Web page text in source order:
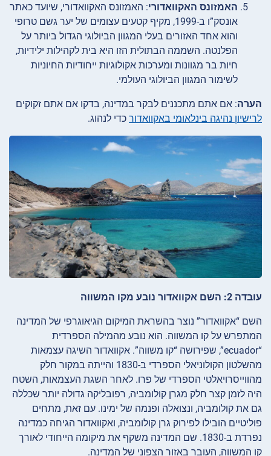
האמזונס האקוואדורי: האמזונס האקוואדורי, שיועד כאתר
אונסק”ו ב-1999, מקיף קטעים עצומים של יער גשם טרופי
והוא אחד האזורים בעלי המגוון הביולוגי הגדול ביותר על
הפלנטה. השממה הבתולית הזו היא בית לקהילות ילידיות,
חיות בר מגוונות ומערכות אקולוגיות ייחודיות החיוניות
לשימור המגוון הביולוגי העולמי.
הערה: אם אתם מתכננים לבקר במדינה, בדקו אם אתם זקוקים
לרישיון נהיגה בינלאומי באקוואדור כדי לנהוג.
עובדה 2: השם אקוואדור נובע מקו המשווה
השם “אקוואדור” נוצר בהשראת המיקום הגיאוגרפי של המדינה
המתפרש על קו המשווה. הוא נובע מהמילה הספרדית
“ecuador”, שפירושה “קו משווה”. אקוואדור השיגה עצמאות
מהשלטון הקולוניאלי הספרדי ב-1830 והייתה במקור חלק
מהווייסרויאלטי הספרדי של פרו. לאחר השגת העצמאות, השטח
היה לזמן קצר חלק מגרן קולומביה, רפובליקה גדולה יותר שכללה
גם את קולומביה, ונצואלה ופנמה של ימינו. עם זאת, מתחים
פוליטיים הובילו לפירוק גרן קולומביה, ואקוואדור הגיחה כמדינה
נפרדת ב-1830. שם המדינה משקף את מיקומה הייחודי לאורך
קו המשווה, העובר באזור הצפוני של המדינה.